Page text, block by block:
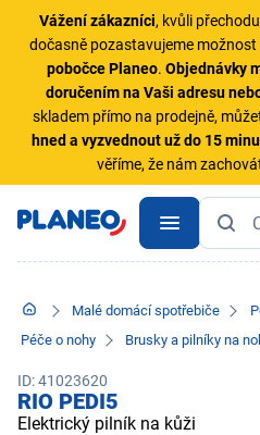
Vážení zákazníci, kvůli
dočasně pozastavujeme
pobočce Planeo.Objednávky
doručením na Vaši adresu
skladem přímo na prodejně,
hned a vyzvednout už do 15
věříme, že nám
Malé domácí spotřebiče
Péče o nohy
Brusky a pilníky na
ID: 41023620
RIO PEDI5
Elektrický pilník na kůži